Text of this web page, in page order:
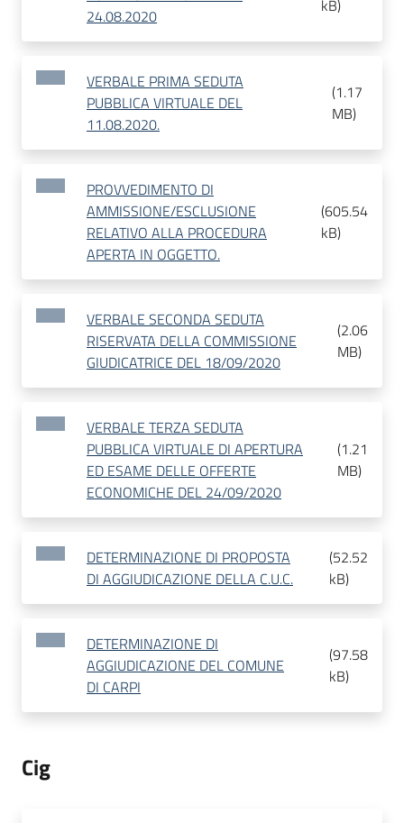
24.08.2020
kB)
VERBALE PRIMA SEDUTA
PUBBLICA VIRTUALE DEL
11.08.2020.
(1.17
MB)
PROVVEDIMENTO DI
AMMISSIONE/ESCLUSIONE
RELATIVO ALLA PROCEDURA
APERTA IN OGGETTO.
(605.54
kB)
VERBALE SECONDA SEDUTA
RISERVATA DELLA COMMISSIONE
GIUDICATRICE DEL 18/09/2020
(2.06
MB)
VERBALE TERZA SEDUTA
PUBBLICA VIRTUALE DI APERTURA
ED ESAME DELLE OFFERTE
ECONOMICHE DEL 24/09/2020
(1.21
MB)
DETERMINAZIONE DI PROPOSTA
DI AGGIUDICAZIONE DELLA C.U.C.
(52.52
kB)
DETERMINAZIONE DI
AGGIUDICAZIONE DEL COMUNE
DI CARPI
(97.58
kB)
Cig